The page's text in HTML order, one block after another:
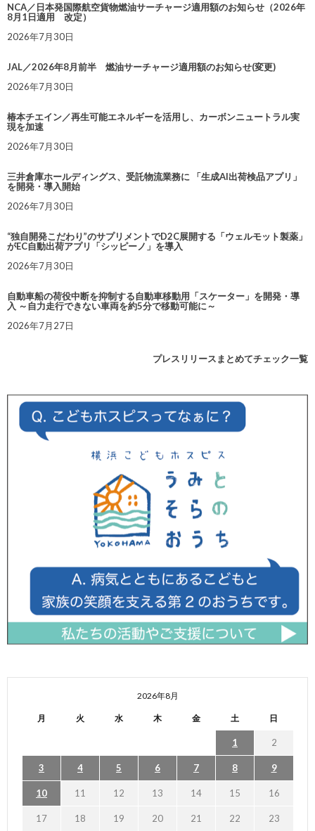
NCA／日本発国際航空貨物燃油サーチャージ適用額のお知らせ（2026年
8月1日適用 改定）
2026年7月30日
JAL／2026年8月前半 燃油サーチャージ適用額のお知らせ(変更)
2026年7月30日
椿本チエイン／再生可能エネルギーを活用し、カーボンニュートラル実
現を加速
2026年7月30日
三井倉庫ホールディングス、受託物流業務に 「生成AI出荷検品アプリ」
を開発・導入開始
2026年7月30日
“独自開発こだわり”のサプリメントでD2C展開する「ウェルモット製薬」
がEC自動出荷アプリ「シッピーノ」を導入
2026年7月30日
自動車船の荷役中断を抑制する自動車移動用「スケーター」を開発・導
入 ～自力走行できない車両を約5分で移動可能に～
2026年7月27日
プレスリリースまとめてチェック一覧
2026年8月
月 火 水 木 金 土 日
1 2
3 4 5 6 7 8 9
10 11 12 13 14 15 16
17 18 19 20 21 22 23